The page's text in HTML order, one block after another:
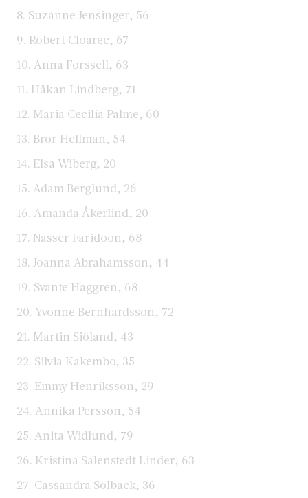
8. Suzanne Jensinger, 56
9. Robert Cloarec, 67
10. Anna Forssell, 63
11. Håkan Lindberg, 71
12. Maria Cecilia Palme, 60
13. Bror Hellman, 54
14. Elsa Wiberg, 20
15. Adam Berglund, 26
16. Amanda Åkerlind, 20
17. Nasser Faridoon, 68
18. Joanna Abrahamsson, 44
19. Svante Haggren, 68
20. Yvonne Bernhardsson, 72
21. Martin Siöland, 43
22. Silvia Kakembo, 35
23. Emmy Henriksson, 29
24. Annika Persson, 54
25. Anita Widlund, 79
26. Kristina Salenstedt Linder, 63
27. Cassandra Solback, 36